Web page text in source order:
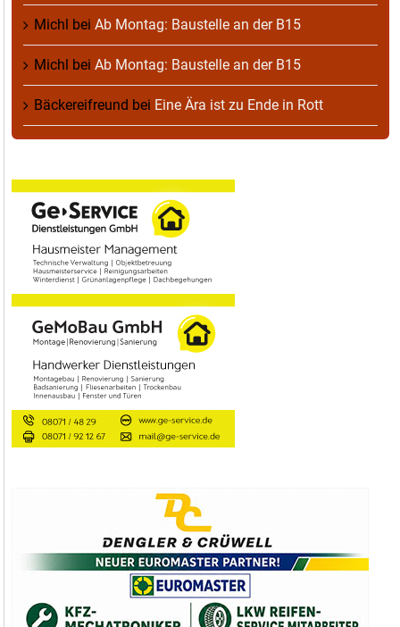
Michl bei Ab Montag: Baustelle an der B15
Michl bei Ab Montag: Baustelle an der B15
Bäckereifreund bei Eine Ära ist zu Ende in Rott